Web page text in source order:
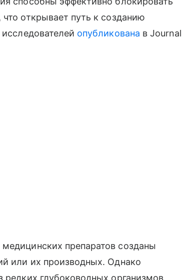
открывает путь к созданию
опубликована в Journal
препаратов созданы
или их производных. Однако
редких глубоководных организмов